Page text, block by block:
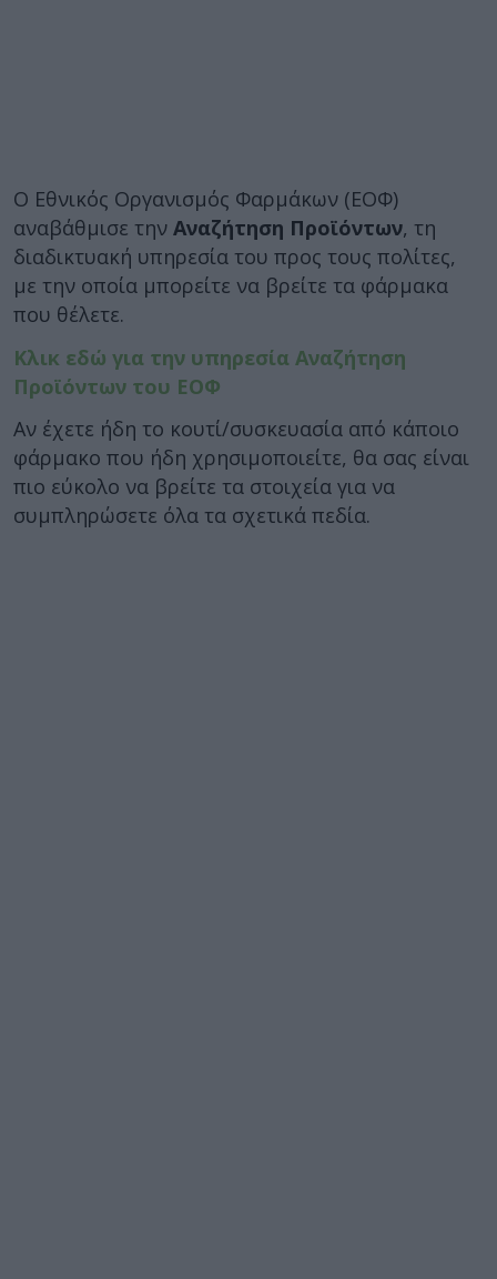
Ο Εθνικός Οργανισμός Φαρμάκων (ΕΟΦ)
αναβάθμισε την Αναζήτηση Προϊόντων, τη
διαδικτυακή υπηρεσία του προς τους πολίτες,
με την οποία μπορείτε να βρείτε τα φάρμακα
που θέλετε.
Κλικ εδώ για την υπηρεσία Αναζήτηση
Προϊόντων του ΕΟΦ
Αν έχετε ήδη το κουτί/συσκευασία από κάποιο
φάρμακο που ήδη χρησιμοποιείτε, θα σας είναι
πιο εύκολο να βρείτε τα στοιχεία για να
συμπληρώσετε όλα τα σχετικά πεδία.